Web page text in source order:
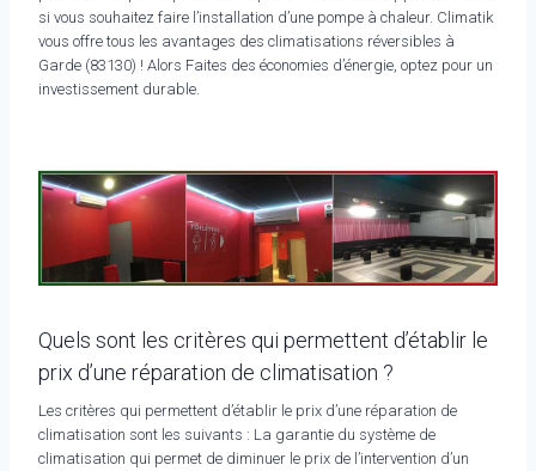
si vous souhaitez faire l’installation d’une pompe à chaleur. Climatik
vous offre tous les avantages des climatisations réversibles à
Garde (83130) ! Alors Faites des économies d’énergie, optez pour un
investissement durable.
Quels sont les critères qui permettent d’établir le
prix d’une réparation de climatisation ?
Les critères qui permettent d’établir le prix d’une réparation de
climatisation sont les suivants : La garantie du système de
climatisation qui permet de diminuer le prix de l’intervention d’un